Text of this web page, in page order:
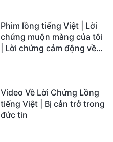
Phim lồng tiếng Việt | Lời
chứng muộn màng của tôi
| Lời chứng cảm động về
Video Về Lời Chứng Lồng
tiếng Việt | Bị cản trở trong
đức tin